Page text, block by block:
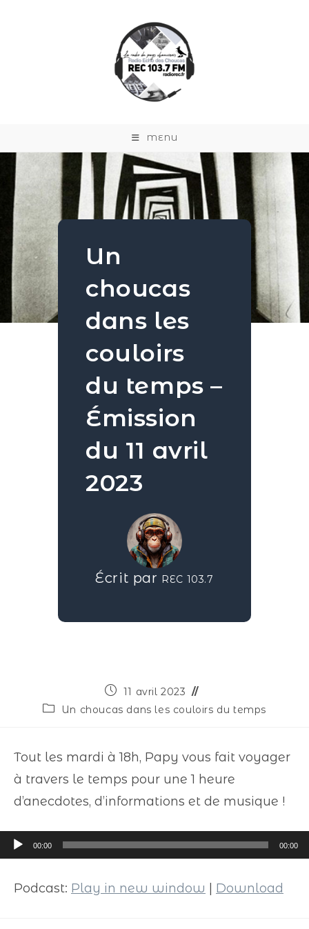
MENU
Un
choucas
dans les
couloirs
du temps –
Émission
du 11 avril
2023
Écrit par REC 103.7
11 avril 2023
Un choucas dans les couloirs du temps
Tout les mardi à 18h, Papy vous fait voyager
à travers le temps pour une 1 heure
d’anecdotes, d’informations et de musique !
Lecteur
audio
00:00 00:00
Podcast: Play in new window Download